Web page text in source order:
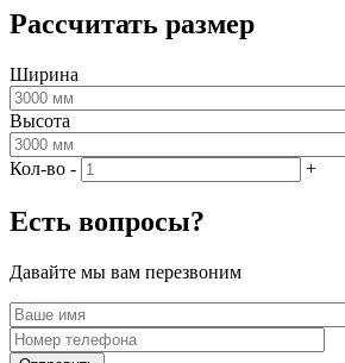
Рассчитать размер
Ширина
Высота
Кол-во - +
Есть вопросы?
Давайте мы вам перезвоним